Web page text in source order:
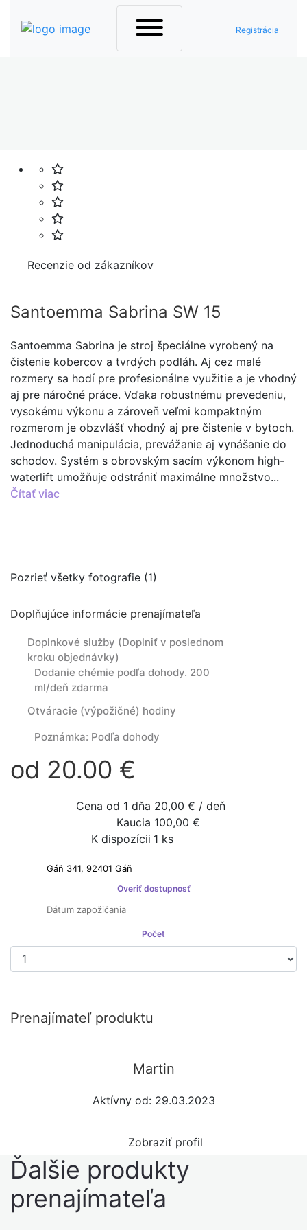
Registrácia
DomovDom a záhrada
Recenzie od zákazníkov
Santoemma Sabrina SW 15
Santoemma Sabrina je stroj špeciálne vyrobený na
čistenie kobercov a tvrdých podláh. Aj cez malé
rozmery sa hodí pre profesionálne využitie a je vhodný
aj pre náročné práce. Vďaka robustnému prevedeniu,
vysokému výkonu a zároveň veľmi kompaktným
rozmerom je obzvlášť vhodný aj pre čistenie v bytoch.
Jednoduchá manipulácia, prevážanie aj vynášanie do
schodov. Systém s obrovským sacím výkonom high-
waterlift umožňuje odstrániť maximálne množstvo...
Čítať viac
Pozrieť všetky fotografie (1)
Doplňujúce informácie prenajímateľa
Doplnkové služby (Doplniť v poslednom
kroku objednávky)
Dodanie chémie podľa dohody. 200
ml/deň zdarma
Otváracie (výpožičné) hodiny
Poznámka: Podľa dohody
od 20.00 €
Cena od 1 dňa 20,00 € / deň
Kaucia 100,00 €
K dispozícii 1 ks
Prenajímateľ nie je platcom DPH
Overiť dostupnosť
Počet
Prenajímateľ produktu
Martin
Aktívny od: 29.03.2023
Zobraziť profil
Ďalšie produkty
prenajímateľa